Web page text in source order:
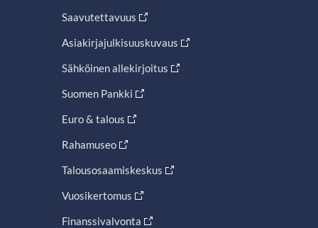
Saavutettavuus
Asiakirjajulkisuuskuvaus
Sähköinen allekirjoitus
Suomen Pankki
Euro & talous
Rahamuseo
Talousosaamiskeskus
Vuosikertomus
Finanssivalvonta